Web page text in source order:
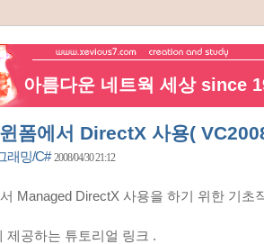
아름다운 네트웍 세상 since
폼에서 DirectX 사용(
래밍/C# 2008/04/30 21:12
Managed DirectX 사용을 하기 위한 기초
제공하는 튜토리얼 링크 .